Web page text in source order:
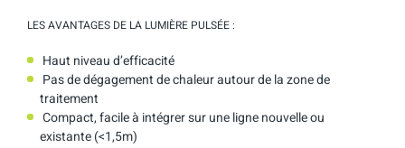
LES AVANTAGES DE LA LUMIÈRE PULSÉE :
Haut niveau d’efficacité
Pas de dégagement de chaleur autour de la zone de
traitement
Compact, facile à intégrer sur une ligne nouvelle ou
existante (<1,5m)